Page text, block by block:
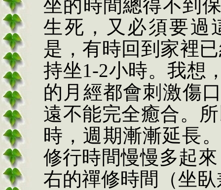
坐的時間總得不到
生死，又必須要過
是，有時回到家裡
持坐1-2小時。我想
的月經都會刺激傷
遠不能完全癒合。
時，週期漸漸延長
修行時間慢慢多起
右的禪修時間（坐